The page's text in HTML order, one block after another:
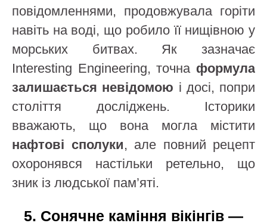
повідомленнями, продовжувала горіти
навіть на воді, що робило її нищівною у
морських битвах. Як зазначає
Interesting Engineering, точна формула
залишається невідомою і досі, попри
століття досліджень. Історики
вважають, що вона могла містити
нафтові сполуки, але повний рецепт
охоронявся настільки ретельно, що
зник із людської пам’яті.
5. Сонячне каміння вікінгів —